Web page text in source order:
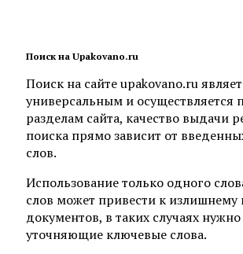
Поиск на Upakovano.ru
Поиск на сайте upakovano.ru
универсальным и осуществляется
разделам сайта, качество выдачи
поиска прямо зависит от
слов.
Использование только одного
слов может привести к излишнему
документов, в таких случаях
уточняющие ключевые слова.